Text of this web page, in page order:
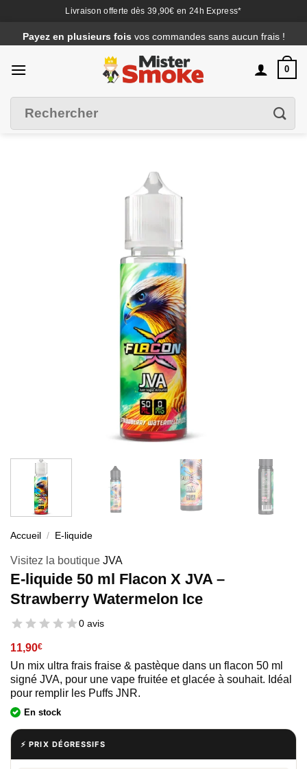
Livraison offerte dès 39,90€ en 24h Express*
au
contenu
Payez en plusieurs fois vos commandes sans aucun frais !
0
pour :
Accueil / E-liquide
Visitez la boutique JVA
E-liquide 50 ml Flacon X JVA –
Strawberry Watermelon Ice
0 avis
11,90€
Un mix ultra frais fraise & pastèque dans un flacon 50 ml
signé JVA, pour une vape fruitée et glacée à souhait. Idéal
pour remplir les Puffs JNR.
En stock
⚡ PRIX DÉGRESSIFS